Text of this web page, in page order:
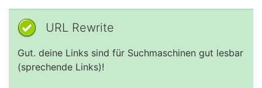
URL Rewrite
Gut. deine Links sind für Suchmaschinen gut lesbar
(sprechende Links)!